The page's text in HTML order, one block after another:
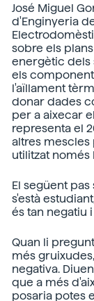
José Miguel
d'Enginyeria
sobre els
energètic dels
els
l'aïllament
donar dades
per a aixecar
representa el
altres mescles
utilitzat només
El següent pas
s'està
és tan negatiu
Quan li
més
negativa.
que a més
posaria potes